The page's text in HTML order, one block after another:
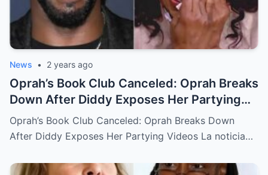
News • 2 years ago
Oprah’s Book Club Canceled: Oprah Breaks
Down After Diddy Exposes Her Partying
Videos
Oprah’s Book Club Canceled: Oprah Breaks Down
After Diddy Exposes Her Partying Videos La noticia…